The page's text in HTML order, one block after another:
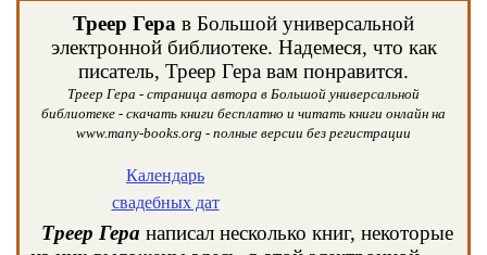
Треер Гера в Большой универсальной
электронной библиотеке. Надемеся, что как
писатель, Треер Гера вам понравится.
Треер Гера - страница автора в Большой универсальной
библиотеке - скачать книги бесплатно и читать книги онлайн на
www.many-books.org - полные версии без регистрации
Календарь
свадебных дат
Треер Гера написал несколько книг, некоторые